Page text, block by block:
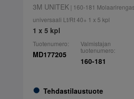
3M UNITEK| 160-181
universaali Lt/Rt 40+ 1 x 5 kpl
1 x 5 kpl
Tuotenumero:
MD177205
Tehdastilaustuote
Valmistajan
tuotenumero:
160-181